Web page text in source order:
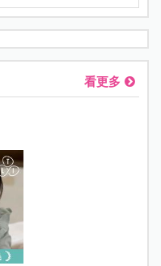
看更多